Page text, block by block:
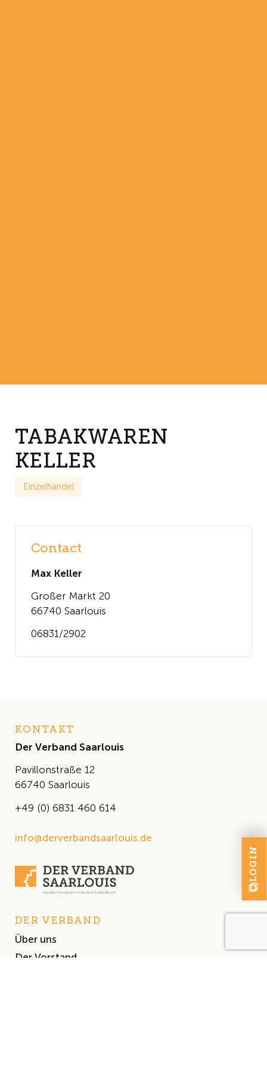
TABAKWAREN
KELLER
Einzelhandel
Contact
Max Keller
Großer Markt 20
66740 Saarlouis
06831/2902
KONTAKT
Der Verband Saarlouis
Pavillonstraße 12
66740 Saarlouis
+49 (0) 6831 460 614
info@derverbandsaarlouis.de
DER VERBAND
Über uns
Der Vorstand
LOGIN